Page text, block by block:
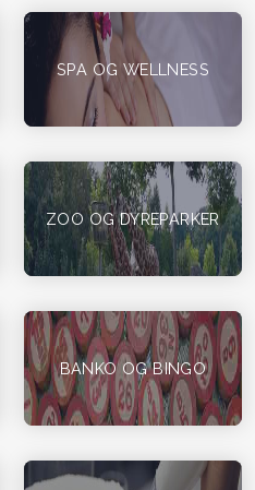
SPA OG WELLNESS
ZOO OG DYREPARKER
BANKO OG BINGO